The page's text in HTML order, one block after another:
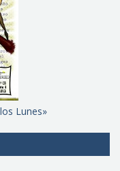
Lunes»